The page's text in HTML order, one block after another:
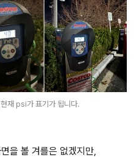
재 psi가 표기가 됩니다.
을 볼 겨를은 없겠지만,